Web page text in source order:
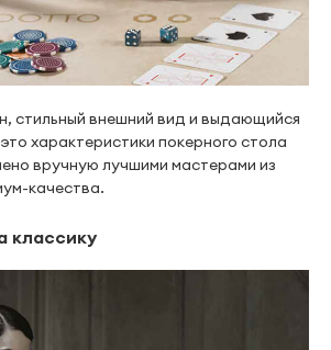
стильный внешний вид и выдающийся
характеристики покерного стола
вручную лучшими мастерами из
качества.
классику